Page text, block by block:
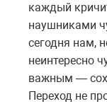
каждый
наушниками
сегодня нам,
неинтересно
важным —
Переход не